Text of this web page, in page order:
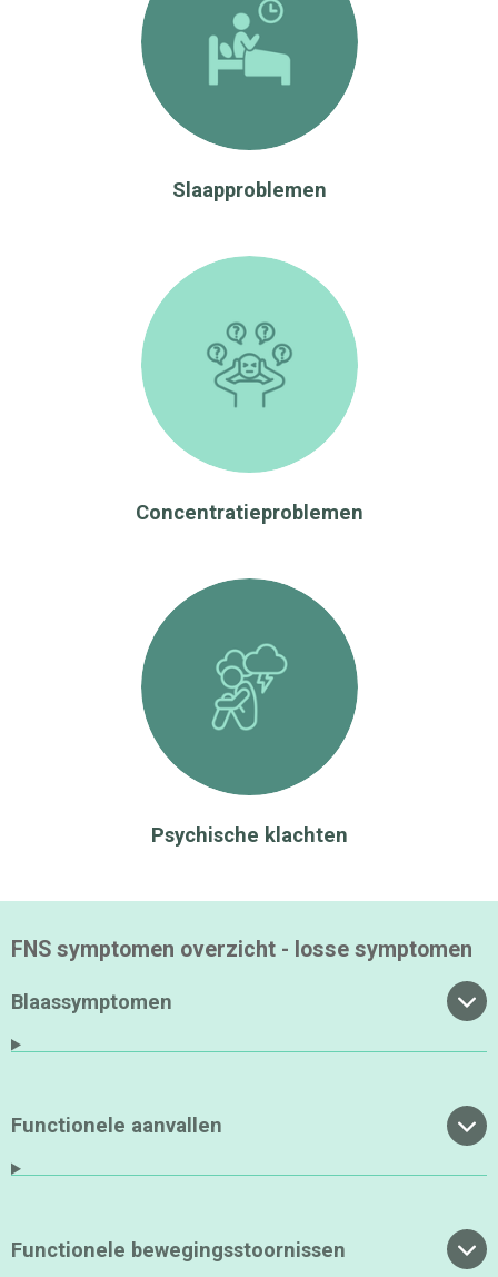
Slaapproblemen
Concentratieproblemen
Psychische klachten
FNS symptomen overzicht - losse symptomen
Blaassymptomen
Functionele aanvallen
Functionele bewegingsstoornissen